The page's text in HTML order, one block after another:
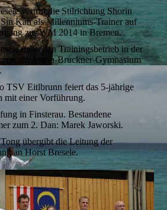
vertritt die Stilrichtung Shorin
Kan als Millenniums-Trainer auf
zur WM 2014 in Bremen.
muss den Trainingsbetrieb in der
am Anton-Bruckner-Gymnasium
TSV Eitlbrunn feiert das 5-jährige
mit einer Vorführung.
in Finsterau. Bestandene
zum 2. Dan: Marek Jaworski.
übergibt die Leitung der
an Horst Bresele.